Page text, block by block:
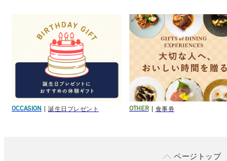
OCCASION 誕生日プレゼント OTHER 食事券
ページトップ